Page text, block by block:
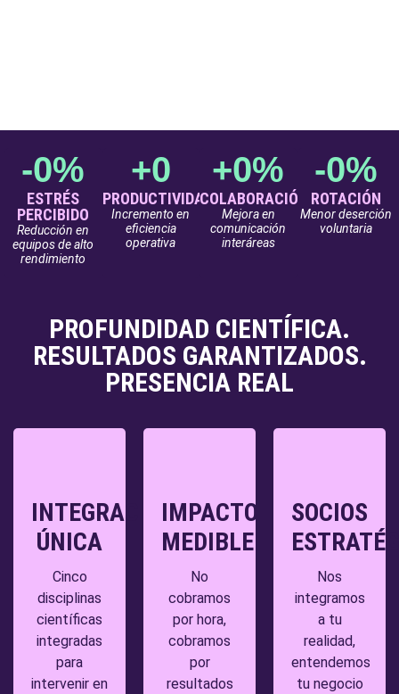
LA CIENCIA DE LA
TRANSFORMACIÓN
CONSCIENTE
superficiales. Se transforman con Auto
Psicología Organizacional™.
AGENDAR DIAGNÓSTICO GRATUITO
-0%
ESTRÉS
PERCIBIDO
Reducción en
equipos de alto
rendimiento
+0
PRODUCTIVIDAD
Incremento en
eficiencia
operativa
+0%
COLABORACIÓN
Mejora en
comunicación
interáreas
-0%
ROTACIÓN
Menor deserción
voluntaria
PROFUNDIDAD CIENTÍFICA.
RESULTADOS GARANTIZADOS.
PRESENCIA REAL
INTEGRACIÓN
ÚNICA
Cinco
disciplinas
científicas
integradas
para
intervenir en
IMPACTO
MEDIBLE
No
cobramos
por hora,
cobramos
por
resultados
SOCIOS
Nos
integramos
a tu
realidad,
entendemos
tu negocio